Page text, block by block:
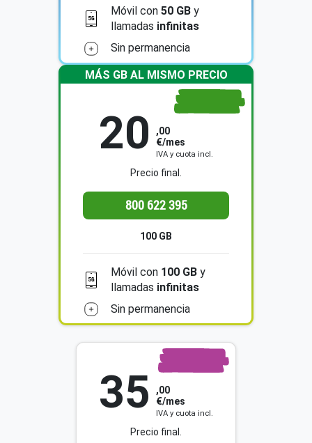
Móvil con 50 GB y
llamadas infinitas
Sin permanencia
MÁS GB AL MISMO PRECIO
20
,00
€/mes
IVA y cuota incl.
Precio final.
800 622 395
100 GB
Móvil con 100 GB y
llamadas infinitas
Sin permanencia
35
,00
€/mes
IVA y cuota incl.
Precio final.